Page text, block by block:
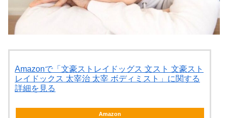
Amazonで「文豪ストレイドッグス 文スト 文豪スト
レイドックス 太宰治 太宰 ボディミスト」に関する
詳細を見る
Amazon